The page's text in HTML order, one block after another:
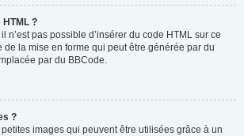
?
n’est pas possible d’insérer du code HTML sur ce
de la mise en forme qui peut être générée par du
par du BBCode.
?
images qui peuvent être utilisées grâce à un